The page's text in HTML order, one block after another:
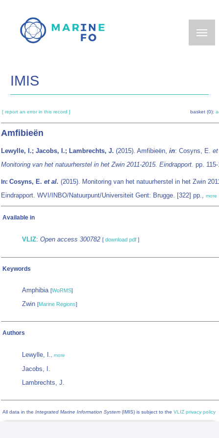
main
IMIS
[ report an error in this record ] basket (0):
Amfibieën
Lewylle, I.; Jacobs, I.; Lambrechts, J. (2015). Amfibieën, in: Cosyns, E.
Monitoring van het natuurherstel in het Zwin 2011-2015. Eindrapport. pp.
In: Cosyns, E. et al. (2015). Monitoring van het natuurherstel in het Zwin
Eindrapport. WVI/INBO/Natuurpunt/Universiteit Gent: Brugge. [322] pp., more
Available in
VLIZ: Open access 300782 [ download pdf ]
Keywords
Amphibia [WoRMS]
Zwin [Marine Regions]
Authors
Lewylle, I., more
Jacobs, I.
Lambrechts, J.
All data in the Integrated Marine Information System (IMIS) is subject to the VLIZ privacy policy